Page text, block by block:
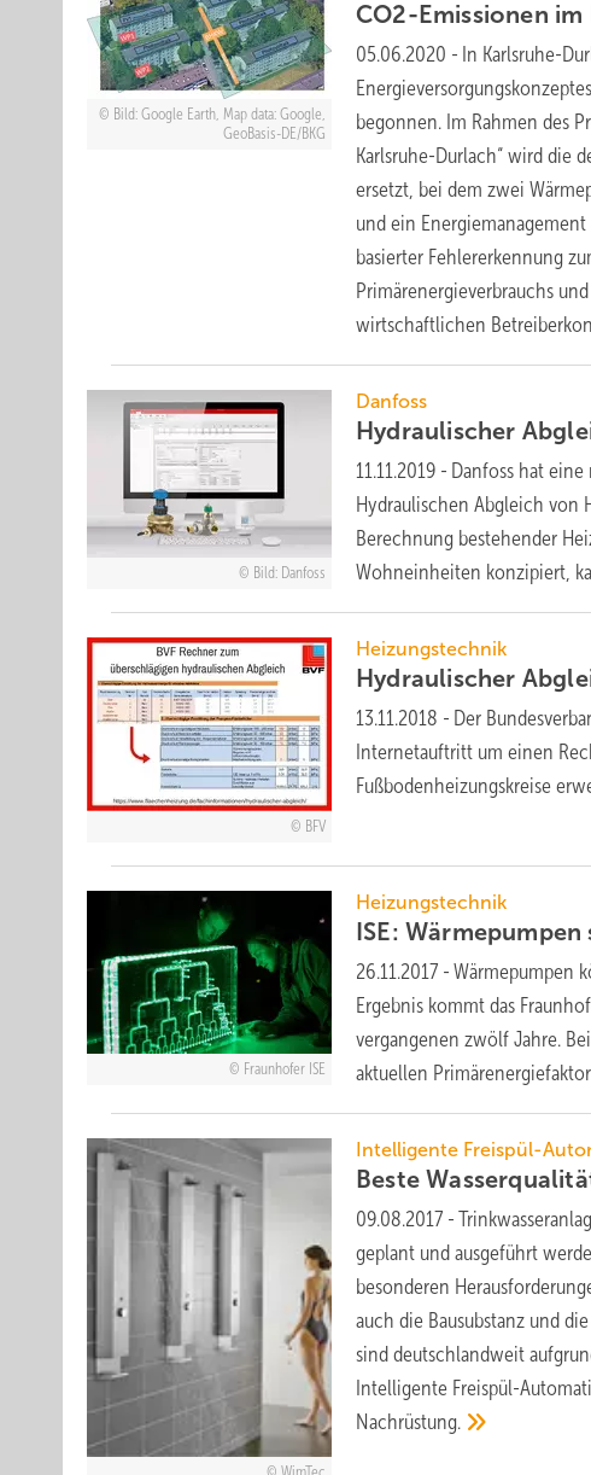
Bild: Google Earth, Map data: Google,
GeoBasis-DE/BKG
CO2-Emissionen im
05.06.2020 - In Karlsruhe-
begonnen. Im Rahmen des
Karlsruhe-Durlach“ wird die
ersetzt, bei dem zwei
und ein
basierter Fehlererkennung
Primärenergieverbrauchs
wirtschaftlichen
Bild: Danfoss
Danfoss
Hydraulischer
11.11.2019 - Danfoss hat
Hydraulischen Abgleich von
Berechnung bestehender
Wohneinheiten konzipiert,
BFV
Heizungstechnik
Hydraulischer
13.11.2018 - Der
Internetauftritt um einen
Fußbodenheizungskreise
Fraunhofer ISE
Heizungstechnik
ISE:
26.11.2017 - Wärmepumpen
Ergebnis kommt das
vergangenen zwölf Jahre.
aktuellen
Intelligente Freispül-
Beste
09.08.2017 -
geplant und ausgeführt
besonderen
auch die Bausubstanz und
sind deutschlandweit
Intelligente Freispül-
Nachrüstung.